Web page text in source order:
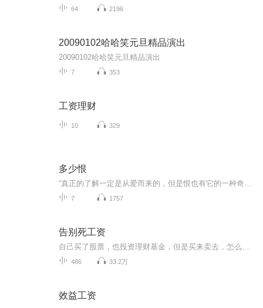
64 2196
20090102哈哈笑元旦精品演出
20090102哈哈笑元旦精品演出
7 353
工资理财
10 329
多少恨
7 1757
告别死工资
486 33.2万
效益工资